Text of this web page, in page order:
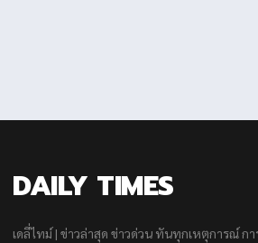
DAILY TIMES
เดลี่ไทม์ | ข่าวล่าสุด ข่าวด่วน ทันทุกเหตุการณ์ ก